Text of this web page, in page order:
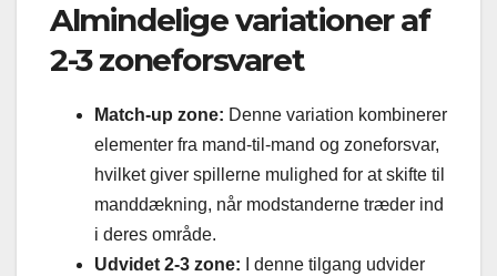
Almindelige variationer af
2-3 zoneforsvaret
Match-up zone: Denne variation kombinerer
elementer fra mand-til-mand og zoneforsvar,
hvilket giver spillerne mulighed for at skifte til
manddækning, når modstanderne træder ind
i deres område.
Udvidet 2-3 zone: I denne tilgang udvider